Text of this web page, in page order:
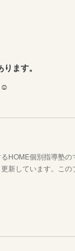
ます。
☺︎
HOME個別指導塾
新しています。この